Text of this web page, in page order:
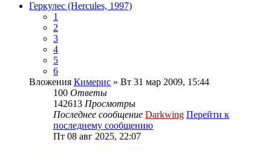
Геркулес (Hercules, 1997)
1
2
3
4
5
6
Вложения Кимерис » Вт 31 мар 2009, 15:44
100 Ответы
142613 Просмотры
Последнее сообщение Darkwing Перейти к
последнему сообщению
Пт 08 авг 2025, 22:07